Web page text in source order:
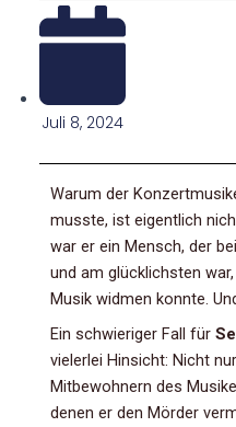
Juli 8, 2024
Warum der
musste, ist eigentlich
war er ein Mensch, der
und am glücklichsten
Musik widmen konnte.
Ein schwieriger Fall für
vielerlei Hinsicht: Nicht
Mitbewohnern des
denen er den Mörder